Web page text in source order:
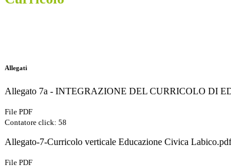
Allegati
Allegato 7a - INTEGRAZIONE DEL CURRICOLO DI
File PDF
Contatore click: 58
Allegato-7-Curricolo verticale Educazione Civica Labico.pdf
File PDF